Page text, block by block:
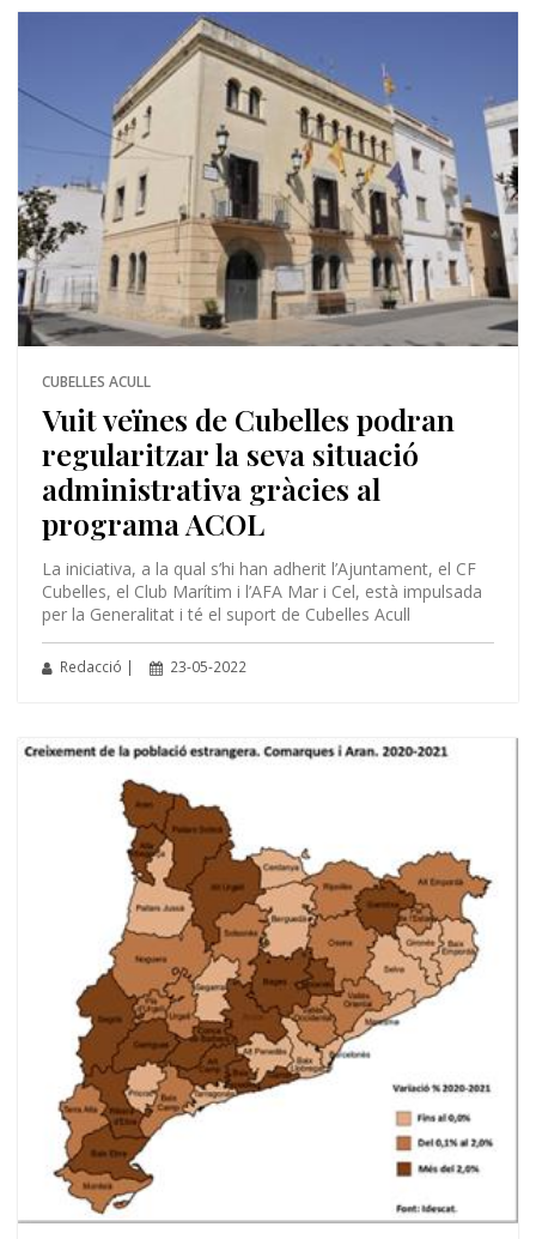
CUBELLES ACULL
Vuit veïnes de Cubelles podran
regularitzar la seva situació
administrativa gràcies al
programa ACOL
La iniciativa, a la qual s’hi han adherit l’Ajuntament, el CF
Cubelles, el Club Marítim i l’AFA Mar i Cel, està impulsada
per la Generalitat i té el suport de Cubelles Acull
Redacció | 23-05-2022